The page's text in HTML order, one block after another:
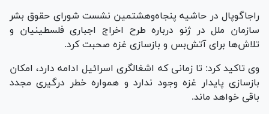
راجاگوپال در حاشیه پنجاه‌وهشتمین نشست شورای حقوق بشر
سازمان ملل در ژنو درباره طرح اخراج اجباری فلسطینیان و
تلاش‌ها برای آتش‌بس و بازسازی غزه صحبت کرد.
وی تاکید کرد: تا زمانی که اشغالگری اسرائیل ادامه دارد، امکان
بازسازی پایدار غزه وجود ندارد و همواره خطر درگیری مجدد
باقی خواهد ماند.